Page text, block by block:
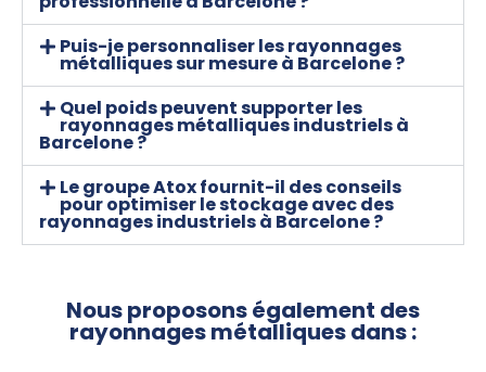
Puis-je personnaliser les rayonnages
métalliques sur mesure à Barcelone ?
Quel poids peuvent supporter les
rayonnages métalliques industriels à
Barcelone ?
Le groupe Atox fournit-il des conseils
pour optimiser le stockage avec des
rayonnages industriels à Barcelone ?
Nous proposons également des
rayonnages métalliques dans :